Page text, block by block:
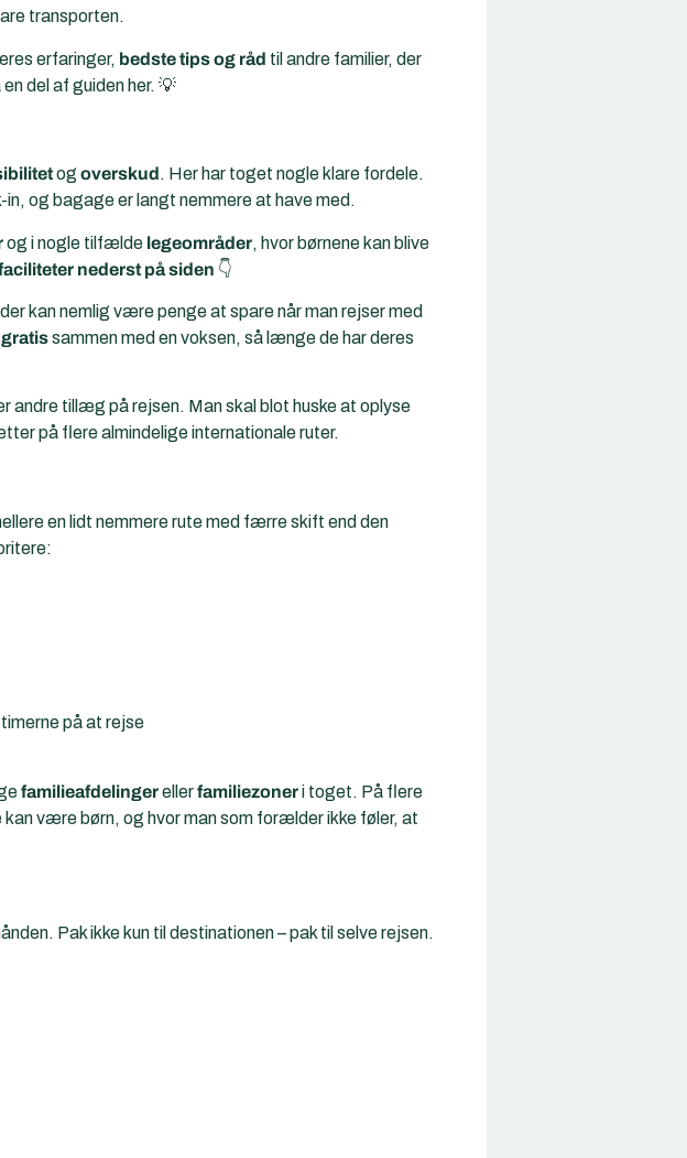
transporten.
erfaringer, bedste tips og råd til andre familier, der
del af guiden her. 💡
og overskud. Her har toget nogle klare fordele.
og bagage er langt nemmere at have med.
og i nogle tilfælde legeområder, hvor børnene kan blive
nederst på siden 👇
kan nemlig være penge at spare når manrejser med
gratissammen med en voksen, så længe de har deres
andre tillæg på rejsen. Man skal blot huske at oplyse
på flere almindelige internationale ruter.
en lidt nemmere rute med færre skift end den
på at rejse
familieafdelingerellerfamiliezoneri toget. På flere
være børn, og hvor man som forælder ikke føler, at
Pak ikke kun til destinationen – pak til selve rejsen.